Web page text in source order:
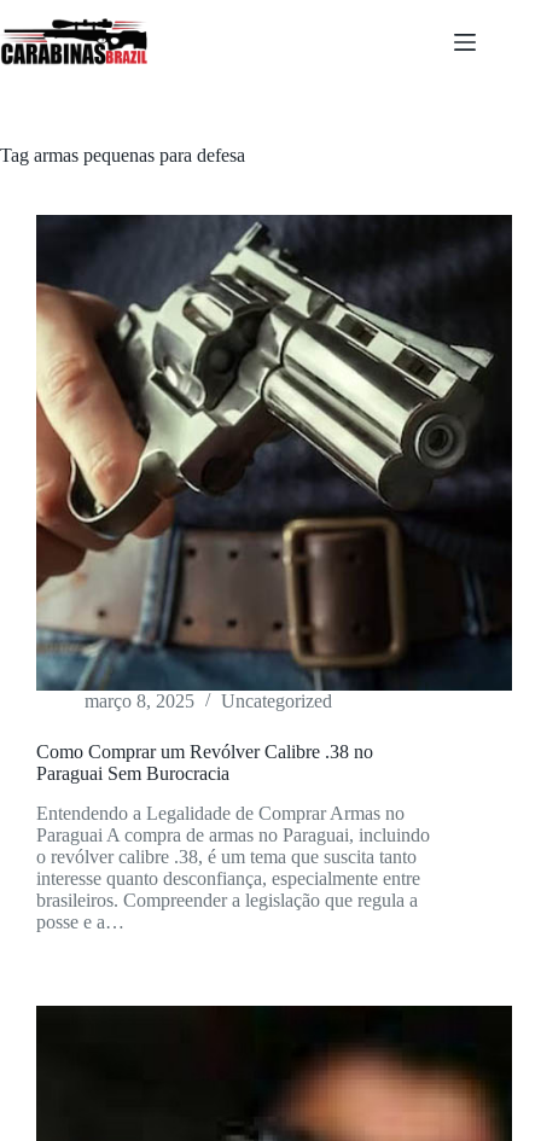
para
o
Tag armas pequenas para defesa
março 8, 2025 Uncategorized
Como Comprar um Revólver Calibre .38 no
Paraguai Sem Burocracia
Entendendo a Legalidade de Comprar Armas no
Paraguai A compra de armas no Paraguai, incluindo
o revólver calibre .38, é um tema que suscita tanto
interesse quanto desconfiança, especialmente entre
brasileiros. Compreender a legislação que regula a
posse e a…